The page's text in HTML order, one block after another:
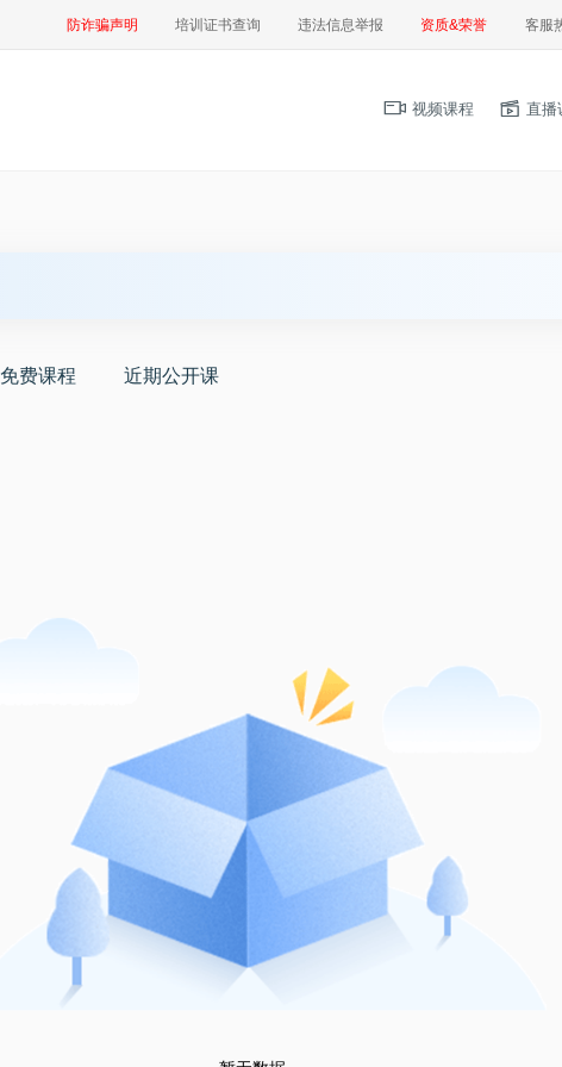
防诈骗声明 培训证书查询 违法信息举报 资质&荣誉 客服
视频课程 直播
免费课程 近期公开课